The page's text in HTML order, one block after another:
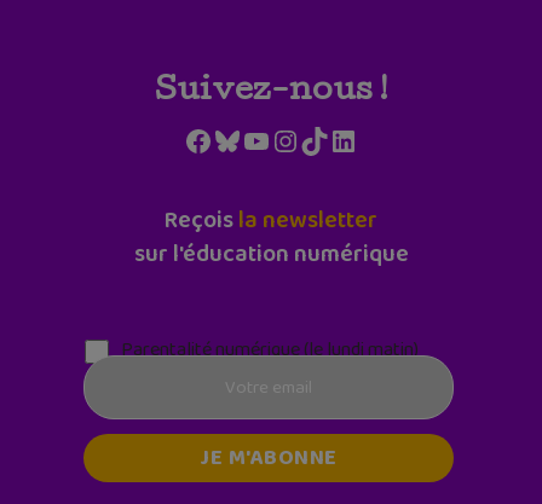
Suivez-nous !
Facebook
Bluesky
YouTube
Instagram
TikTokLinkedIn
Reçoisla newsletter
sur l'éducation numérique
Parentalité numérique (le lundi matin)